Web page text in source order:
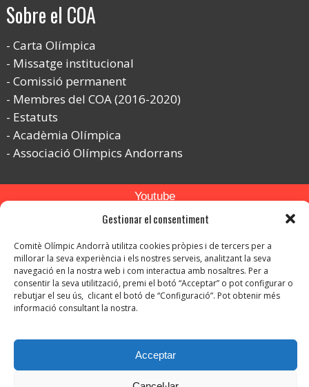
Gestionar el consentiment
Comitè Olímpic Andorrà utilitza cookies pròpies i de tercers per a
millorar la seva experiència i els nostres serveis, analitzant la seva
navegació en la nostra web i com interactua amb nosaltres. Per a
consentir la seva utilització, premi el botó “Acceptar” o pot configurar o
rebutjar el seu ús, clicant el botó de “Configuració”. Pot obtenir més
informació consultant la nostra.
Acceptar
Sobre el COA
Carta Olímpica
Missatge institucional
Comissió permanent
Membres del COA (2016-2020)
Estatuts
Acadèmia Olímpica
Associació Olímpics Andorrans
Youtube
Flickr
Instagram
Avís legal-
Política de privacitat